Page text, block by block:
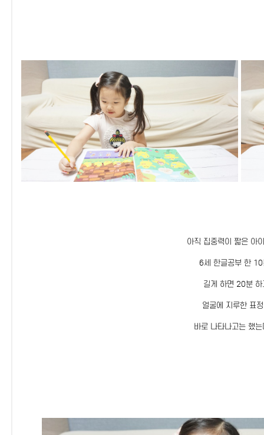
아직 집중력이 짧은 아
6세 한글공부 한 10
길게 하면 20분 하
얼굴에 지루한 표
바로 나타나고는 했